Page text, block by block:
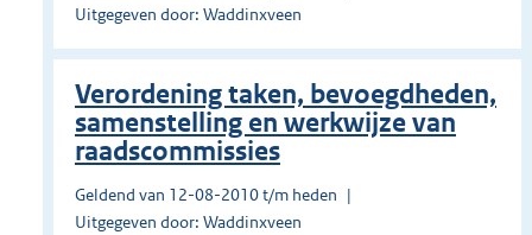
Uitgegeven door: Waddinxveen
Verordening taken, bevoegdheden,
samenstelling en werkwijze van
raadscommissies
Geldend van 12-08-2010 t/m heden
Uitgegeven door: Waddinxveen